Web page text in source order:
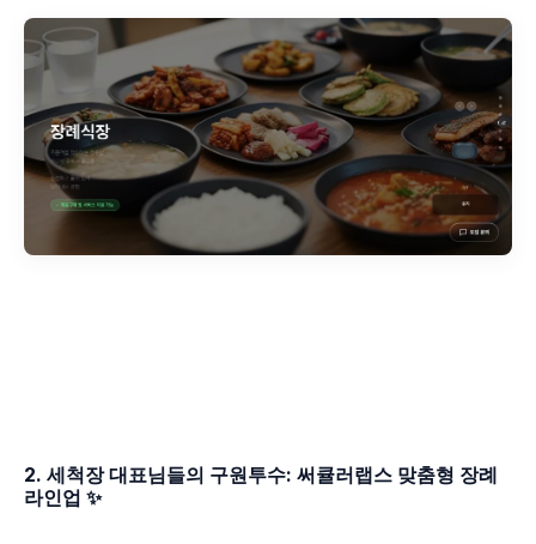
2. 세척장 대표님들의 구원투수: 써큘러랩스 맞춤형 장례
라인업 ✨